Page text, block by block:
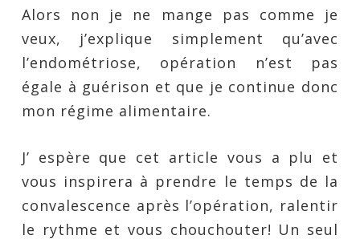
Alors non je ne mange pas comme je
veux, j’explique simplement qu’avec
l’endométriose, opération n’est pas
égale à guérison et que je continue donc
mon régime alimentaire.
J’ espère que cet article vous a plu et
vous inspirera à prendre le temps de la
convalescence après l’opération, ralentir
le rythme et vous chouchouter! Un seul